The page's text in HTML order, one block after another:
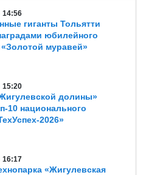
14:56
гиганты Тольятти
юбилейного
муравей»
15:20
долины»
10 национального
2026»
16:17
«Жигулевская